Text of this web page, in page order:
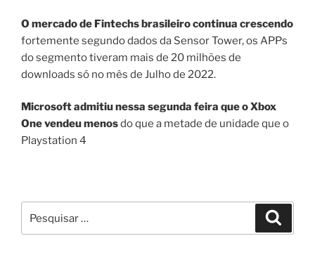
O mercado de Fintechs brasileiro continua crescendo
fortemente segundo dados da Sensor Tower, os APPs
do segmento tiveram mais de 20 milhões de
downloads só no mês de Julho de 2022.
Microsoft admitiu nessa segunda feira que o Xbox
One vendeu menosdo que a metade de unidade que o
Playstation 4
por: